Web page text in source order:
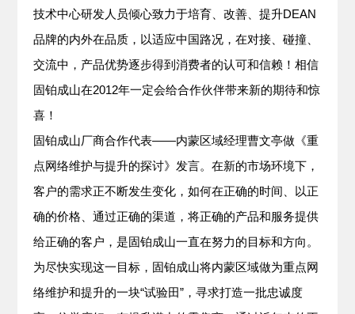
技术中心研发人员倾心致力于培育、改善、提升DEAN
品牌的内外在品质，以适应中国路况，在对接、碰撞、
交流中，产品优势逐步得到消费者的认可和信赖！相信
固铂成山在2012年一定会给合作伙伴带来新的期待和惊
喜！
固铂成山厂商合作代表——内蒙区域经理曹文亭做《重
点网络维护与提升的探讨》发言。在新的市场环境下，
客户的需求正不断发生变化，如何在正确的时间、以正
确的价格、通过正确的渠道，将正确的产品和服务提供
给正确的客户，是固铂成山一直在努力的目标和方向。
为尽快实现这一目标，固铂成山将内蒙区域做为重点网
络维护和提升的一块“试验田”，寻求打造一批忠诚度